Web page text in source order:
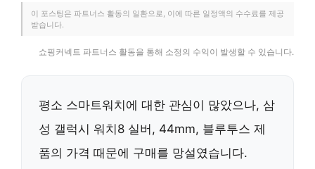
이 포스팅은 파트너스 활동의 일환으로, 이에 따른 일정액의 수수료를 제공
받습니다.
쇼핑커넥트 파트너스 활동을 통해 소정의 수익이 발생할 수 있습니다.
평소 스마트워치에 대한 관심이 많았으나, 삼
성 갤럭시 워치8 실버, 44mm, 블루투스 제
품의 가격 때문에 구매를 망설였습니다.